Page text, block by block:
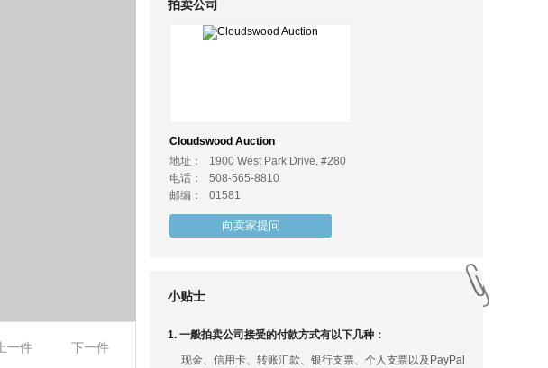
上一件 下一件
拍卖公司
Cloudswood Auction
地址：
1900 West Park Drive, #280
电话：
508-565-8810
邮编：
01581
向卖家提问
小贴士
1. 一般拍卖公司接受的付款方式有以下几种：
现金、信用卡、转账汇款、银行支票、个人支票以及PayPal